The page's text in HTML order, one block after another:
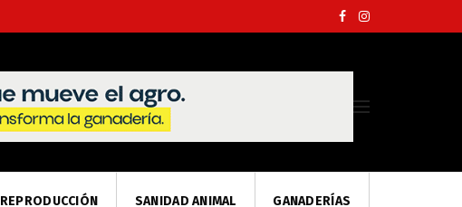
REPRODUCCIÓN SANIDAD ANIMAL GANADERÍAS